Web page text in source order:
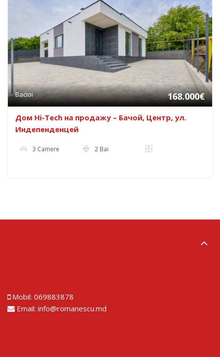
Bacioi 168.000€
Дом Hi-Tech на продажу – Бачой, Центр, ул.
Индепенденцей
3 Camere 2 Bai
Mobil: 069883878
Email: info@romanescu.md